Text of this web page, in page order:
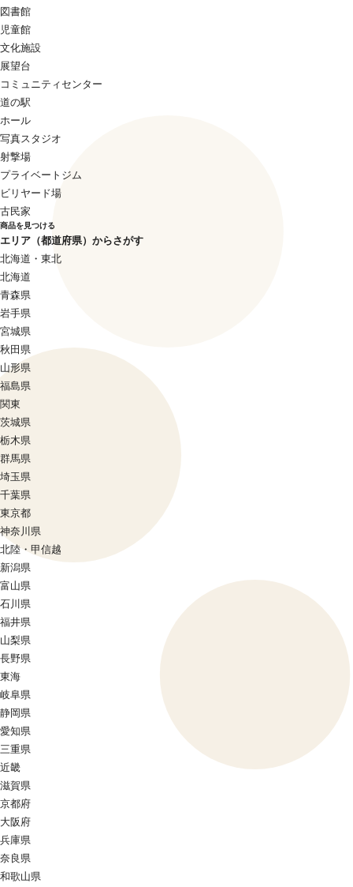
図書館
児童館
文化施設
展望台
コミュニティセンター
道の駅
ホール
写真スタジオ
射撃場
プライベートジム
ビリヤード場
古民家
商品を見つける
エリア（都道府県）からさがす
北海道・東北
北海道
青森県
岩手県
宮城県
秋田県
山形県
福島県
関東
茨城県
栃木県
群馬県
埼玉県
千葉県
東京都
神奈川県
北陸・甲信越
新潟県
富山県
石川県
福井県
山梨県
長野県
東海
岐阜県
静岡県
愛知県
三重県
近畿
滋賀県
京都府
大阪府
兵庫県
奈良県
和歌山県